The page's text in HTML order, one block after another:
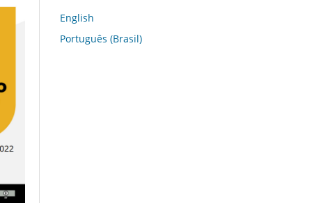
English
Português (Brasil)